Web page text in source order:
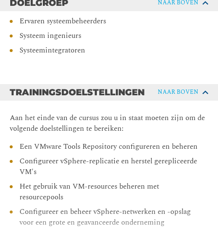
DOELGROEP NAAR BOVEN
Ervaren systeembeheerders
Systeem ingenieurs
Systeemintegratoren
TRAININGSDOELSTELLINGEN NAAR BOVEN
Aan het einde van de cursus zou u in staat moeten zijn om de
volgende doelstellingen te bereiken:
Een VMware Tools Repository configureren en beheren
Configureer vSphere-replicatie en herstel gerepliceerde
VM's
Het gebruik van VM-resources beheren met
resourcepools
Configureer en beheer vSphere-netwerken en -opslag
voor een grote en geavanceerde onderneming